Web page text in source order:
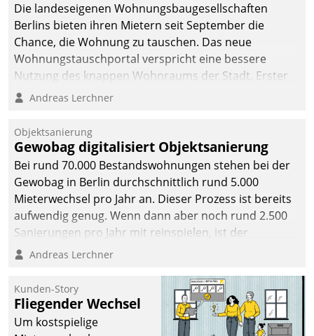
Die landeseigenen Wohnungsbaugesellschaften
Berlins bieten ihren Mietern seit September die
Chance, die Wohnung zu tauschen. Das neue
Wohnungstauschportal verspricht eine bessere
Nutzung des knappen Wohnraums der Stadt. Erster
Anwendungsfall für Datatrains Lösung API-Hub mit
Unternehmen.
Andreas Lerchner
Objektsanierung
Gewobag digitalisiert Objektsanierung
Bei rund 70.000 Bestandswohnungen stehen bei der
Gewobag in Berlin durchschnittlich rund 5.000
Mieterwechsel pro Jahr an. Dieser Prozess ist bereits
aufwendig genug. Wenn dann aber noch rund 2.500
Sanierungen pro Jahr mit reinspielen, ist der
Betreuungs- und Organisationsaufwand immens. Im
kommunale Wohnungsbauunternehmen daher
gemeinsam mit der Berliner Datatrain GmbH den
Teilprozess der Objektsanierung digitalisiert.
Andreas Lerchner
Kunden-Story
Fliegender Wechsel
Um kostspielige